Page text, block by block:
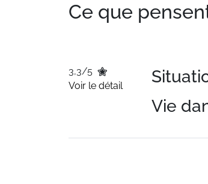
Ce que
3,3/5
Voir le détail
Vie